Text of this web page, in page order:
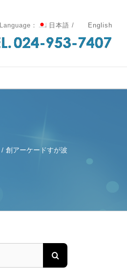
Language： 日本語 / English
/ 創アーケードすが波